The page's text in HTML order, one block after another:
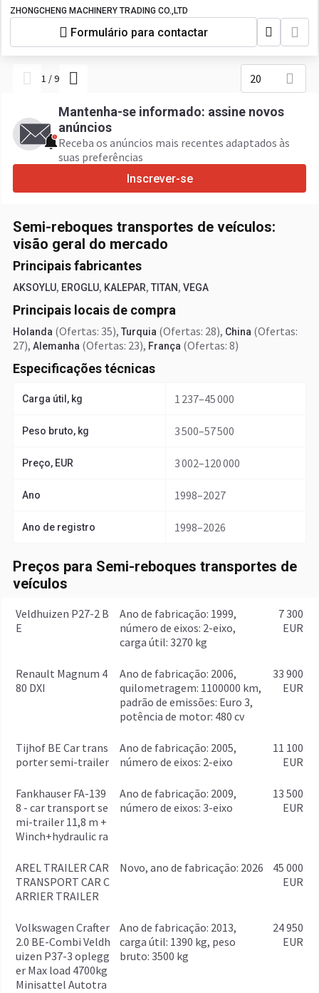
ZHONGCHENG MACHINERY TRADING CO.,LTD
Formulário para contactar
1 /9 20
Mantenha-se informado: assine novos
anúncios
Receba os anúncios mais recentes adaptados às
suas preferências
Inscrever-se
Semi-reboques transportes de veículos:
visão geral do mercado
Principais fabricantes
AKSOYLU, EROGLU, KALEPAR, TITAN, VEGA
Principais locais de compra
Holanda (Ofertas: 35), Turquia (Ofertas: 28), China (Ofertas:
27), Alemanha (Ofertas: 23), França (Ofertas: 8)
Especificações técnicas
Carga útil, kg 1 237–45 000
Peso bruto, kg 3 500–57 500
Preço, EUR 3 002–120 000
Ano 1998–2027
Ano de registro 1998–2026
Preços para Semi-reboques transportes de
veículos
Veldhuizen P27-2 B
E
ano de fabricação: 1999,
número de eixos: 2-eixo,
carga útil: 3270 kg
7 300
EUR
Renault Magnum 4
80 DXI
ano de fabricação: 2006,
quilometragem: 1100000 km,
padrão de emissões: Euro 3,
potência de motor: 480 cv
33 900
EUR
Tijhof BE Car trans
porter semi-trailer
ano de fabricação: 2005,
número de eixos: 2-eixo
11 100
EUR
Fankhauser FA-139
8 - car transport se
mi-trailer 11,8 m +
Winch+hydraulic ra
ano de fabricação: 2009,
número de eixos: 3-eixo
13 500
EUR
AREL TRAILER CAR
TRANSPORT CAR C
ARRIER TRAILER
Novo, ano de fabricação: 2026
45 000
EUR
Volkswagen Crafter
2.0 BE-Combi Veldh
uizen P37-3 oplegg
er Max load 4700kg
Minisattel Autotra
ano de fabricação: 2013,
carga útil: 1390 kg, peso
bruto: 3500 kg
24 950
EUR